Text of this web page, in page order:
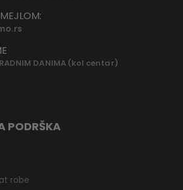
DANIMA (kol centar)
PODRŠKA
robe